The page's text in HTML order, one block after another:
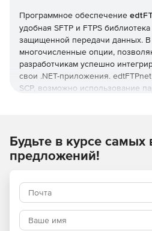
Программное обеспечение
удобная SFTP и FTPS
защищенной передачи данных. В
многочисленные опции,
разработчикам успешно
свои .NET-приложения.
SCP, возможно использование
Основные опции:
Полная поддержка SFTP (FTP
(защищенная копия).
Поддерживается пароль,
Будьте в курсе
предложений!